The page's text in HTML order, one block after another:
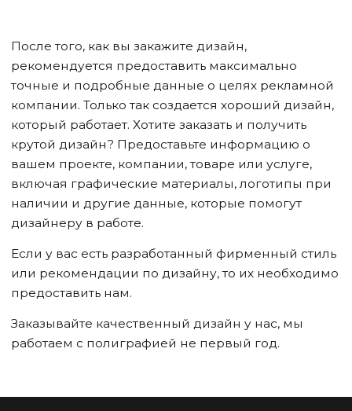
После того, как вы закажите дизайн,
рекомендуется предоставить максимально
точные и подробные данные о целях рекламной
компании. Только так создается хороший дизайн,
который работает. Хотите заказать и получить
крутой дизайн? Предоставьте информацию о
вашем проекте, компании, товаре или услуге,
включая графические материалы, логотипы при
наличии и другие данные, которые помогут
дизайнеру в работе.
Если у вас есть разработанный фирменный стиль
или рекомендации по дизайну, то их необходимо
предоставить нам.
Заказывайте качественный дизайн у нас, мы
работаем с полиграфией не первый год.